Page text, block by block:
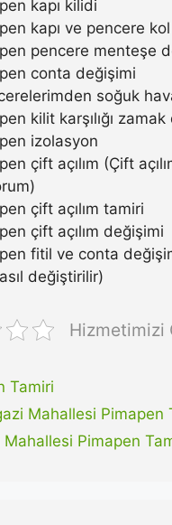
kapı kilidi
kapı ve pencere
pencere menteşe
conta değişimi
soğuk
kilit karşılığı
izolasyon
çift açılım (Çift
çift açılım tamiri
çift açılım değişimi
fitil ve conta
değiştirilir)
Hizmetimizi
Tamiri
Mahallesi Pimapen
Mahallesi Pimapen